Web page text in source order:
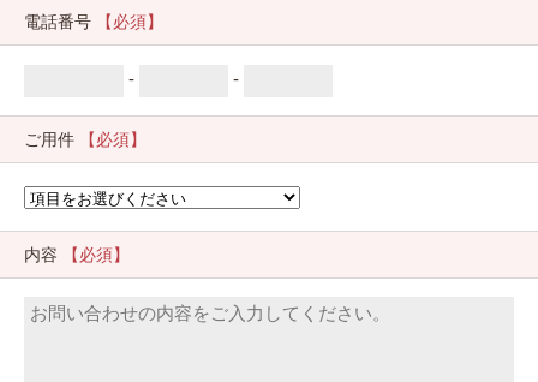
電話番号 【必須】
- -
ご用件 【必須】
内容 【必須】